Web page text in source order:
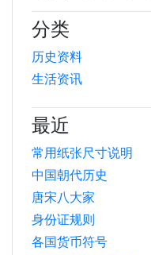
分类
历史资料
生活资讯
最近
常用纸张尺寸说明
中国朝代历史
唐宋八大家
身份证规则
各国货币符号